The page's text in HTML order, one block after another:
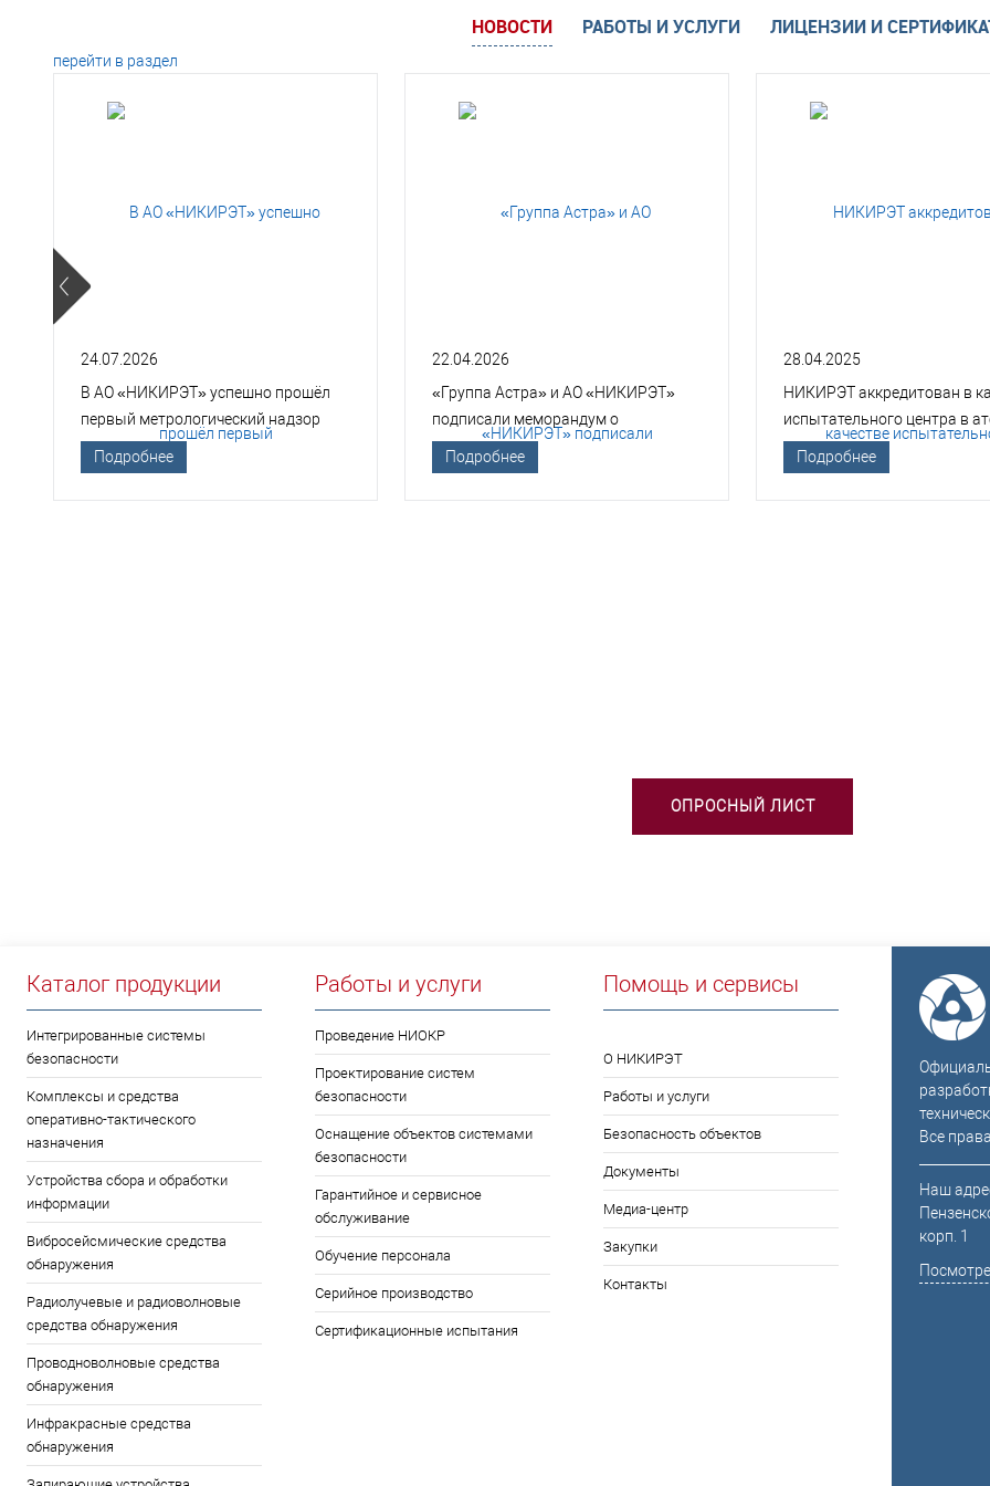
НОВОСТИ РАБОТЫ И УСЛУГИ ЛИЦЕНЗИИ И
перейти в раздел
24.07.2026
В АО «НИКИРЭТ» успешно прошёл
первый метрологический надзор
Госкорпорации «Росатом»
Подробнее
22.04.2026
«Группа Астра» и АО «НИКИРЭТ»
подписали меморандум о
технологическом сотрудничестве
Подробнее
28.04.2025
НИКИРЭТ аккредитован в
испытательного центра в
отрасли
Подробнее
ОПРОСНЫЙ ЛИСТ
Каталог продукции
Интегрированные системы
безопасности
Комплексы и средства
оперативно-тактического
назначения
Устройства сбора и обработки
информации
Вибросейсмические средства
обнаружения
Радиолучевые и радиоволновые
средства обнаружения
Проводноволновые средства
обнаружения
Инфракрасные средства
обнаружения
Работы и услуги
Проведение НИОКР
Проектирование систем
безопасности
Оснащение объектов системами
безопасности
Гарантийное и сервисное
обслуживание
Обучение персонала
Серийное производство
Сертификационные испытания
Помощь и сервисы
О НИКИРЭТ
Работы и услуги
Безопасность объектов
Документы
Медиа-центр
Закупки
Контакты
Все
Наш
корп. 1